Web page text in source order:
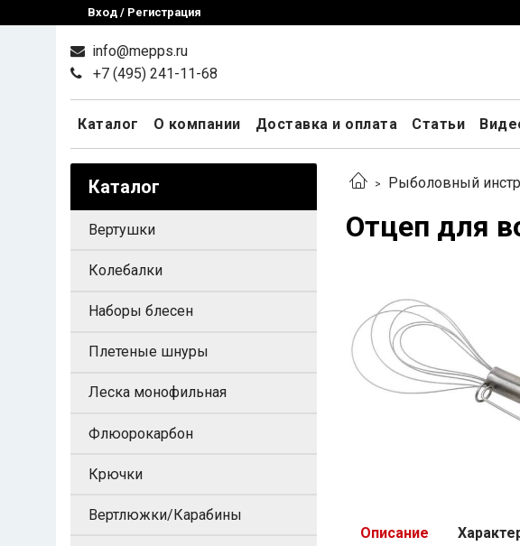
Вход / Регистрация
info@mepps.ru
+7 (495) 241-11-68
Каталог О компании Доставка и оплата Статьи
Рыболовный
Отцеп для
Описание
Каталог
Вертушки
Колебалки
Наборы блесен
Плетеные шнуры
Леска монофильная
Флюорокарбон
Крючки
Вертлюжки/Карабины